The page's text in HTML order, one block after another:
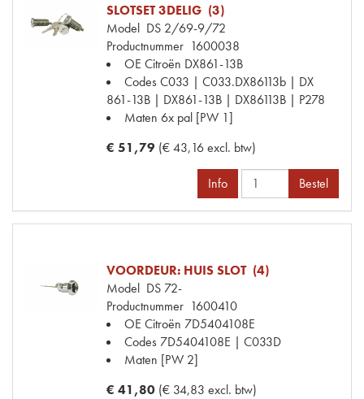
SLOTSET 3DELIG (3)
Model DS 2/69-9/72
Productnummer 1600038
OE Citroën DX861-13B
CodesC033 | C033.DX86113b | DX
861-13B | DX861-13B | DX86113B | P278
Maten 6x pal [PW 1]
€ 51,79 (€ 43,16 excl. btw)
Info Bestel
VOORDEUR: HUIS SLOT (4)
Model DS 72-
Productnummer 1600410
OE Citroën 7D5404108E
Codes 7D5404108E | C033D
Maten [PW 2]
€ 41,80 (€ 34,83 excl. btw)